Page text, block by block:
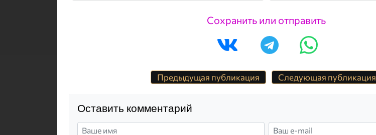
Сохранить или отправить
Предыдущая публикация Следующая публикация
Оставить комментарий